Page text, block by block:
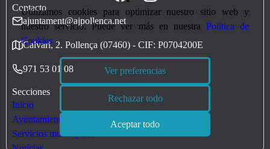
Contacto
ajuntament@ajpollenca.net
Calvari, 2. Pollença (07460) - CIF: P0704200E
971 53 01 08
Secciones
Inicio
Ayuntamiento
Servicios municipales
Utilizamos cookies para optimizar nuestro sitio web y
nuestro servicio. Puede ver más en nuestra Política de
Cookies
Ver preferencias
Rechazar todo
Aceptar todo